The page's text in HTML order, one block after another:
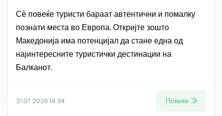
Сѐ повеќе туристи бараат автентични и помалку
познати места во Европа. Откријте зошто
Македонија има потенцијал да стане една од
најинтересните туристички дестинации на
Балканот.
31.07.2026 14:34 Повеќе